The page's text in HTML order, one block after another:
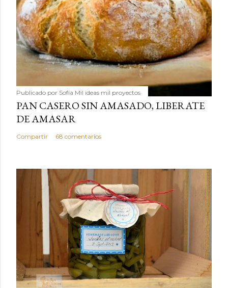
Publicado por Sofía Mil ideas mil proyectos
PAN CASERO SIN AMASADO, LIBERATE
DE AMASAR
Compartir 68 comentarios